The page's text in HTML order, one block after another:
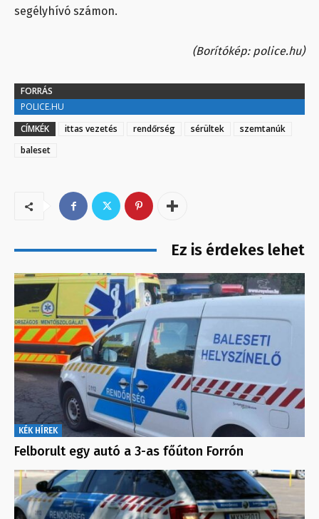
segélyhívó számon.
(Borítókép: police.hu)
FORRÁS
POLICE.HU
CÍMKÉK
ittas vezetés rendőrség sérültek
szemtanúk
baleset
Ez is érdekes lehet
KÉK HÍREK
Felborult egy autó a 3-as főúton Forrón